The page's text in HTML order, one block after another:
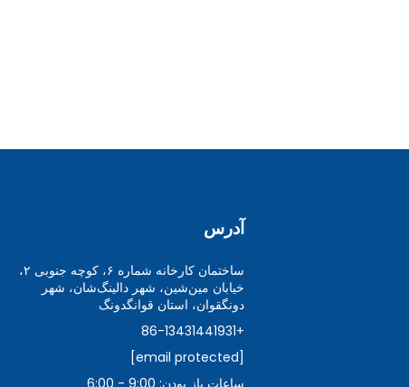
آدرس
ساختمان کارخانه شماره ۶، کوچه جنوبی ۲،
خیابان مین‌شین، شهر دالینگ‌شان، شهر
دونگقوان، استان قوانگدونگ
+86-13431441931
[email protected]